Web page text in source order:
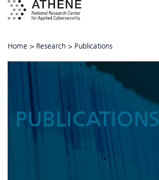
Home > Research > Publications
PUBLICATIONS